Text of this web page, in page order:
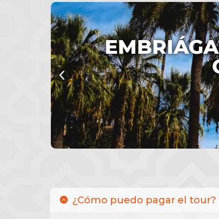
¿Cómo puedo pagar el tour?